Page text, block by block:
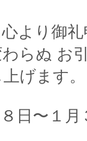
より御
らぬ お
げます。
１月３